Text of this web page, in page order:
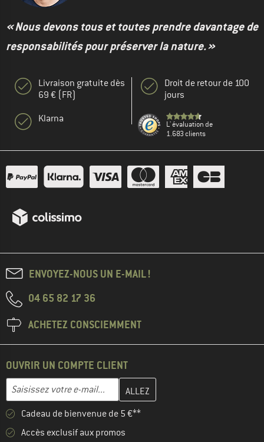
« Nous devons tous et toutes prendre davantage de
responsabilités pour préserver la nature. »
Livraison gratuite dès
69 € (FR)
Klarna
Droit de retour de 100
jours
L' évaluation de
1.683 clients
ENVOYEZ-NOUS UN E-MAIL !
04 65 82 17 36
ACHETEZ CONSCIEMMENT
OUVRIR UN COMPTE CLIENT
Adresse e-mail
Entrez votre adresse e-mail ici et créez votre compte client à la
Cadeau de bienvenue de 5 €**
Accès exclusif aux promos